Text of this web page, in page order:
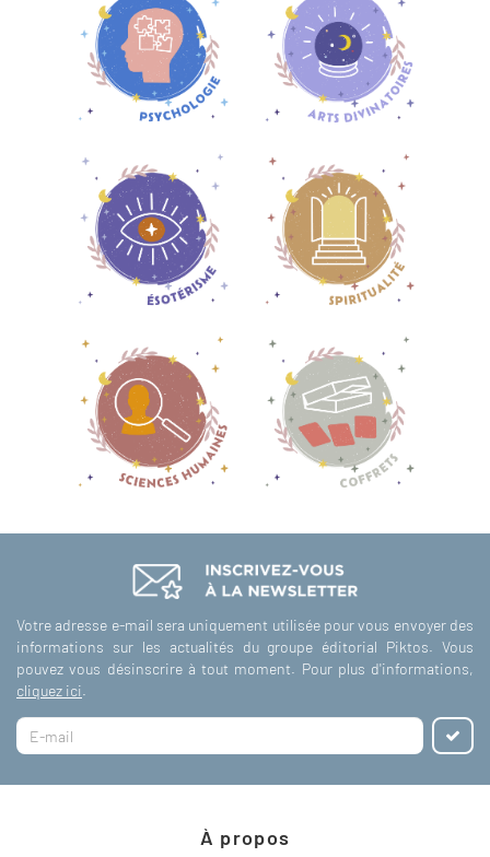
Votre adresse e-mail sera uniquement utilisée pour vous envoyer des
informations sur les actualités du groupe éditorial Piktos. Vous
pouvez vous désinscrire à tout moment. Pour plus d'informations,
cliquez ici.
À propos